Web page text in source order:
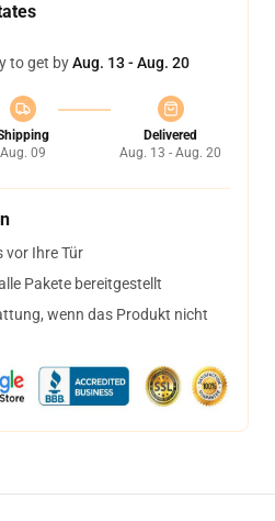
to get byAug. 13 - Aug. 20
Aug. 09
Delivered
Aug. 13 - Aug. 20
vor Ihre Tür
Pakete bereitgestellt
wenn das Produkt nicht